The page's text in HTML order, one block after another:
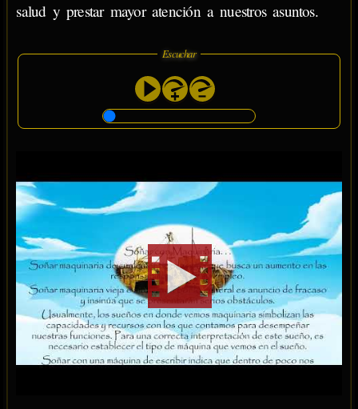
salud y prestar mayor atención a nuestros asuntos.
Escuchar